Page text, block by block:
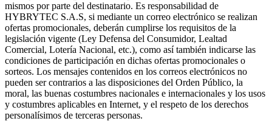
mismos por parte del destinatario. Es responsabilidad de
HYBRYTEC S.A.S, si mediante un correo electrónico se realizan
ofertas promocionales, deberán cumplirse los requisitos de la
legislación vigente (Ley Defensa del Consumidor, Lealtad
Comercial, Lotería Nacional, etc.), como así también indicarse las
condiciones de participación en dichas ofertas promocionales o
sorteos. Los mensajes contenidos en los correos electrónicos no
pueden ser contrarios a las disposiciones del Orden Público, la
moral, las buenas costumbres nacionales e internacionales y los usos
y costumbres aplicables en Internet, y el respeto de los derechos
personalísimos de terceras personas.